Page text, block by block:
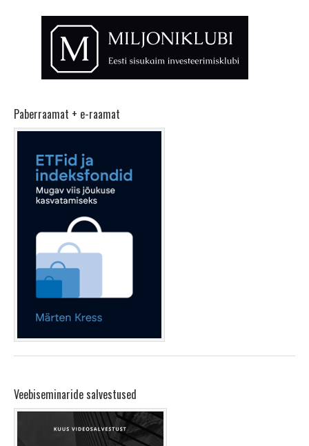
Paberraamat + e-raamat
Veebiseminaride salvestused